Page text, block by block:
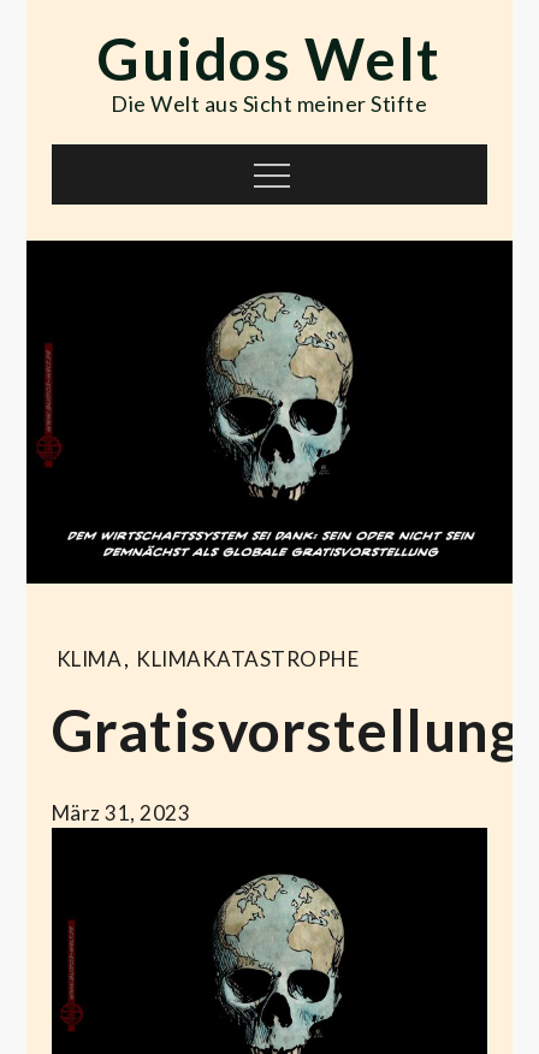
contentGuidos Welt
Die Welt aus Sicht meiner Stifte
Menu
KLIMA, KLIMAKATASTROPHE
Gratisvorstellung
März 31, 2023